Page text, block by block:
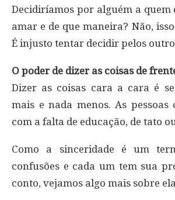
Decidiríamos por alguém a quem
amar e de que maneira? Não,
É injusto tentar decidir pelos
O poder de dizer as coisas de
Dizer as coisas cara a cara é
mais e nada menos. As pessoas
com a falta de educação, de tato
Como a sinceridade é um
confusões e cada um tem sua
conto, vejamos algo mais sobre